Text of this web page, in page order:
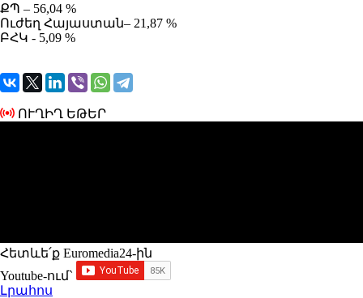
ՔՊ – 56,04 %
Ուժեղ Հայաստան– 21,87 %
ԲՀԿ - 5,09 %
ՈՒՂԻՂ ԵԹԵՐ
Հետևե՛ք Euromedia24-ին
Youtube-ում`
Լրահոս